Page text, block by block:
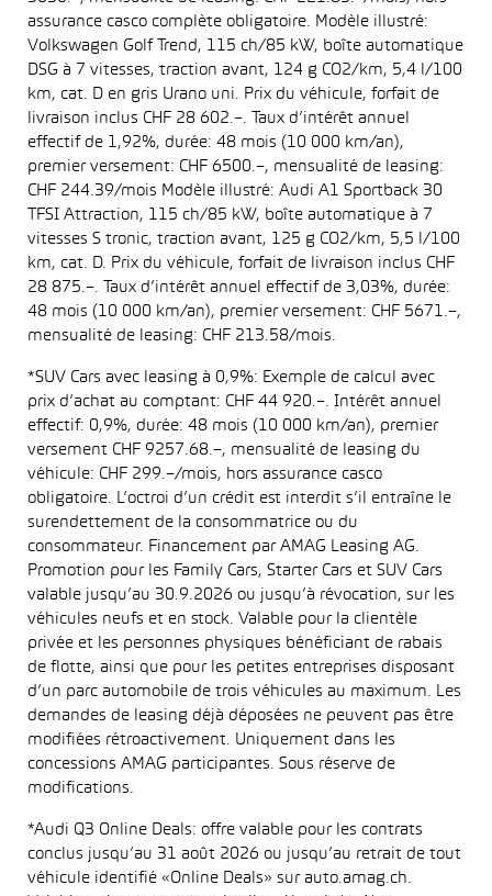
assurance casco complète obligatoire. Modèle illustré:
Volkswagen Golf Trend, 115 ch/85 kW, boîte automatique
DSG à 7 vitesses, traction avant, 124 g CO2/km, 5,4 l/100
km, cat. D en gris Urano uni. Prix du véhicule, forfait de
livraison inclus CHF 28 602.–. Taux d’intérêt annuel
effectif de 1,92%, durée: 48 mois (10 000 km/an),
premier versement: CHF 6500.–, mensualité de leasing:
CHF 244.39/mois Modèle illustré: Audi A1 Sportback 30
TFSI Attraction, 115 ch/85 kW, boîte automatique à 7
vitesses S tronic, traction avant, 125 g CO2/km, 5,5 l/100
km, cat. D. Prix du véhicule, forfait de livraison inclus CHF
28 875.–. Taux d’intérêt annuel effectif de 3,03%, durée:
48 mois (10 000 km/an), premier versement: CHF 5671.–,
mensualité de leasing: CHF 213.58/mois.
*SUV Cars avec leasing à 0,9%: Exemple de calcul avec
prix d’achat au comptant: CHF 44 920.–. Intérêt annuel
effectif: 0,9%, durée: 48 mois (10 000 km/an), premier
versement CHF 9257.68.–, mensualité de leasing du
véhicule: CHF 299.–/mois, hors assurance casco
obligatoire. L’octroi d’un crédit est interdit s’il entraîne le
surendettement de la consommatrice ou du
consommateur. Financement par AMAG Leasing AG.
Promotion pour les Family Cars, Starter Cars et SUV Cars
valable jusqu’au 30.9.2026 ou jusqu’à révocation, sur les
véhicules neufs et en stock. Valable pour la clientèle
privée et les personnes physiques bénéficiant de rabais
de flotte, ainsi que pour les petites entreprises disposant
d’un parc automobile de trois véhicules au maximum. Les
demandes de leasing déjà déposées ne peuvent pas être
modifiées rétroactivement. Uniquement dans les
concessions AMAG participantes. Sous réserve de
modifications.
*Audi Q3 Online Deals: offre valable pour les contrats
conclus jusqu’au 31 août 2026 ou jusqu’au retrait de tout
véhicule identifié «Online Deals» sur auto.amag.ch.